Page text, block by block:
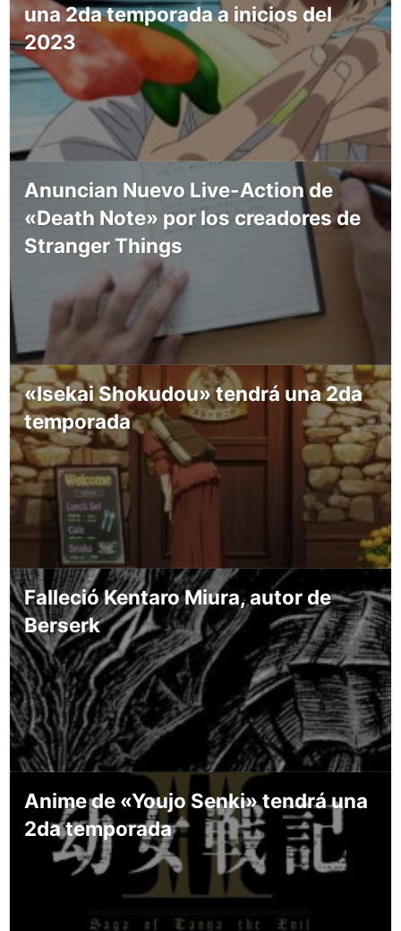
una 2da temporada a inicios del
2023
Anuncian Nuevo Live-Action de
«Death Note» por los creadores de
Stranger Things
«Isekai Shokudou» tendrá una 2da
temporada
Falleció Kentaro Miura, autor de
Berserk
Anime de «Youjo Senki» tendrá una
2da temporada